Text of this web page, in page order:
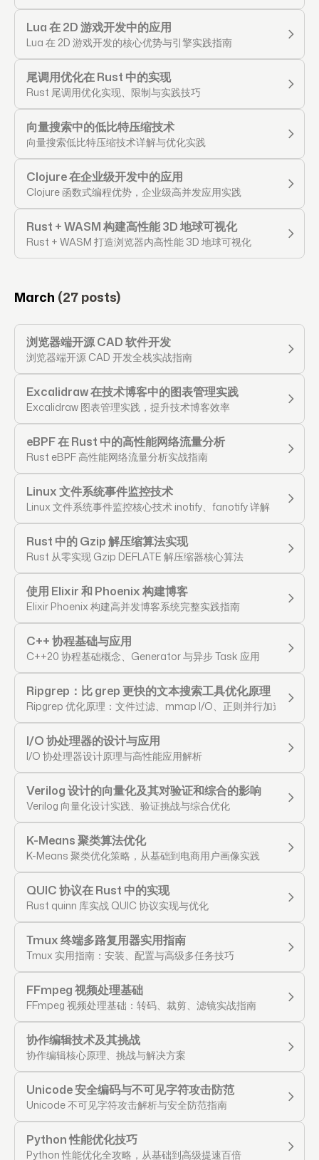
Lua 在 2D 游戏开发中的应用
Lua 在 2D 游戏开发的核心优势与引擎实践指南
尾调用优化在 Rust 中的实现
Rust 尾调用优化实现、限制与实践技巧
向量搜索中的低比特压缩技术
向量搜索低比特压缩技术详解与优化实践
Clojure 在企业级开发中的应用
Clojure 函数式编程优势，企业级高并发应用实践
Rust + WASM 构建高性能 3D 地球可视化
Rust + WASM 打造浏览器内高性能 3D 地球可视化
March (27 posts)
浏览器端开源 CAD 软件开发
浏览器端开源 CAD 开发全栈实战指南
Excalidraw 在技术博客中的图表管理实践
Excalidraw 图表管理实践，提升技术博客效率
eBPF 在 Rust 中的高性能网络流量分析
Rust eBPF 高性能网络流量分析实战指南
Linux 文件系统事件监控技术
Linux 文件系统事件监控核心技术 inotify、fanotify 详解
Rust 中的 Gzip 解压缩算法实现
Rust 从零实现 Gzip DEFLATE 解压缩器核心算法
使用 Elixir 和 Phoenix 构建博客
Elixir Phoenix 构建高并发博客系统完整实践指南
C++ 协程基础与应用
C++20 协程基础概念、Generator 与异步 Task 应用
Ripgrep：比 grep 更快的文本搜索工具优化原理
Ripgrep 优化原理：文件过滤、mmap I/O、正则并行加速
I/O 协处理器的设计与应用
I/O 协处理器设计原理与高性能应用解析
Verilog 设计的向量化及其对验证和综合的影响
Verilog 向量化设计实践、验证挑战与综合优化
K-Means 聚类算法优化
K-Means 聚类优化策略，从基础到电商用户画像实践
QUIC 协议在 Rust 中的实现
Rust quinn 库实战 QUIC 协议实现与优化
Tmux 终端多路复用器实用指南
Tmux 实用指南：安装、配置与高级多任务技巧
FFmpeg 视频处理基础
FFmpeg 视频处理基础：转码、裁剪、滤镜实战指南
协作编辑技术及其挑战
协作编辑核心原理、挑战与解决方案
Unicode 安全编码与不可见字符攻击防范
Unicode 不可见字符攻击解析与安全防范指南
Python 性能优化技巧
Python 性能优化全攻略，从基础到高级提速百倍